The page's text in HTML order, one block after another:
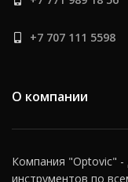
+7 707 111 5598
О компании
Компания "Optovic" -
инструментов по